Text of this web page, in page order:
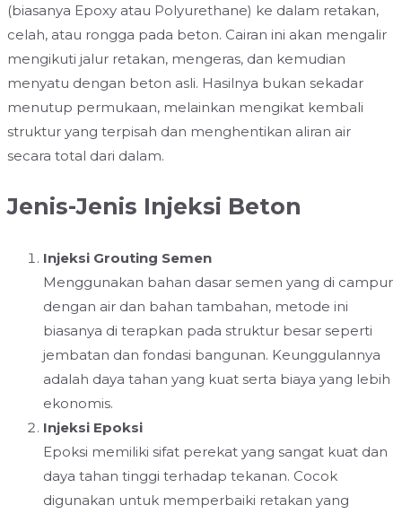
(biasanya Epoxy atau Polyurethane) ke dalam retakan,
celah, atau rongga pada beton. Cairan ini akan mengalir
mengikuti jalur retakan, mengeras, dan kemudian
menyatu dengan beton asli. Hasilnya bukan sekadar
menutup permukaan, melainkan mengikat kembali
struktur yang terpisah dan menghentikan aliran air
secara total dari dalam.
Jenis-Jenis Injeksi Beton
Injeksi Grouting Semen
Menggunakan bahan dasar semen yang di campur
dengan air dan bahan tambahan, metode ini
biasanya di terapkan pada struktur besar seperti
jembatan dan fondasi bangunan. Keunggulannya
adalah daya tahan yang kuat serta biaya yang lebih
ekonomis.
Injeksi Epoksi
Epoksi memiliki sifat perekat yang sangat kuat dan
daya tahan tinggi terhadap tekanan. Cocok
digunakan untuk memperbaiki retakan yang